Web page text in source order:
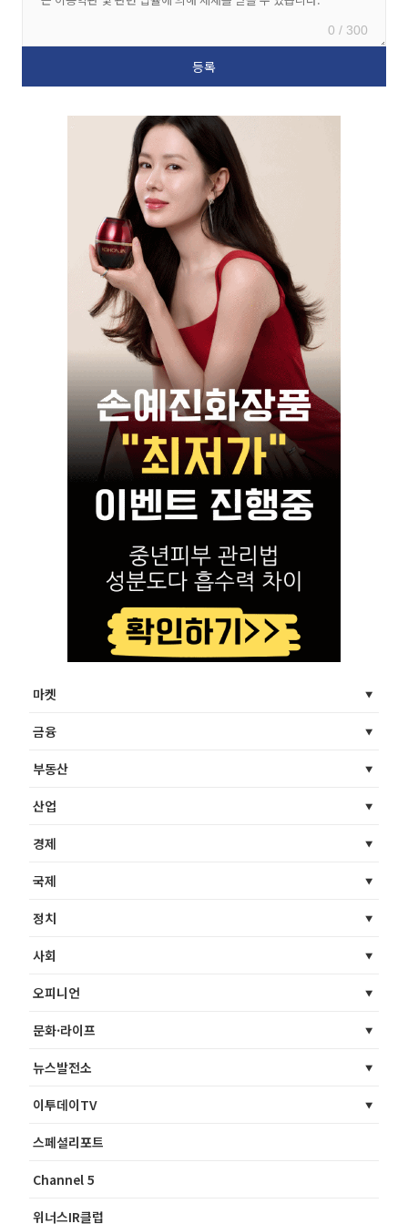
0 / 300
마켓
금융
부동산
산업
경제
국제
정치
사회
오피니언
문화·라이프
뉴스발전소
이투데이TV
스페셜리포트
Channel 5
위너스IR클럽